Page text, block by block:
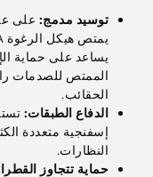
توسيد مدمج: على
يساعد على حماية
الممتص للصدمات
الحقائب.
الدفاع الطبقات:
إسفنجية متعددة
النظارات.
حماية تتجاوز